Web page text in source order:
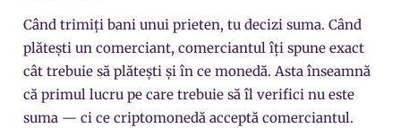
Când trimiți bani unui prieten, tu decizi suma. Când
plătești un comerciant, comerciantul îți spune exact
cât trebuie să plătești și în ce monedă. Asta înseamnă
că primul lucru pe care trebuie să îl verifici nu este
suma — ci ce criptomonedă acceptă comerciantul.